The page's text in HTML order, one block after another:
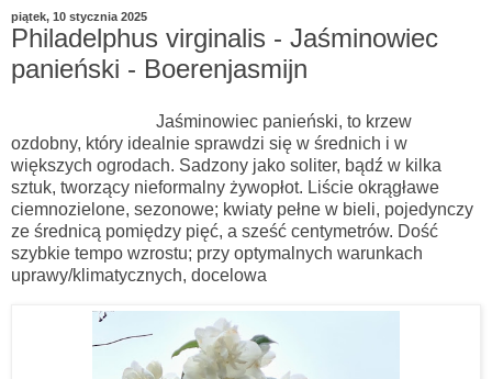
piątek, 10 stycznia 2025
Philadelphus virginalis - Jaśminowiec
panieński - Boerenjasmijn
Jaśminowiec panieński, to krzew
ozdobny, który idealnie sprawdzi się w średnich i w
większych ogrodach. Sadzony jako soliter, bądź w kilka
sztuk, tworzący nieformalny żywopłot. Liście okrągławe
ciemnozielone, sezonowe; kwiaty pełne w bieli, pojedynczy
ze średnicą pomiędzy pięć, a sześć centymetrów. Dość
szybkie tempo wzrostu; przy optymalnych warunkach
uprawy/klimatycznych, docelowa